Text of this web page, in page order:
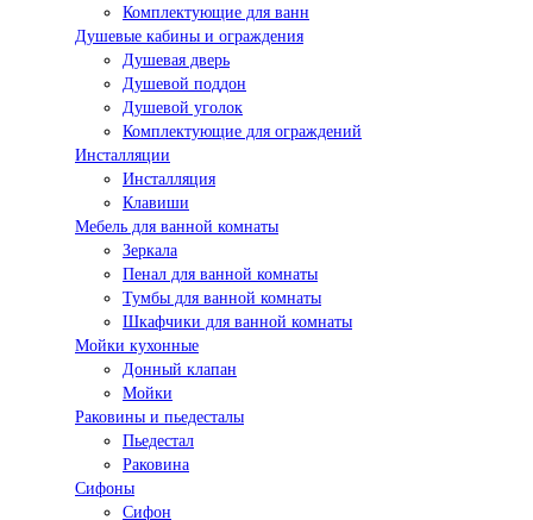
Комплектующие для ванн
Душевые кабины и ограждения
Душевая дверь
Душевой поддон
Душевой уголок
Комплектующие для ограждений
Инсталляции
Инсталляция
Клавиши
Мебель для ванной комнаты
Зеркала
Пенал для ванной комнаты
Тумбы для ванной комнаты
Шкафчики для ванной комнаты
Мойки кухонные
Донный клапан
Мойки
Раковины и пьедесталы
Пьедестал
Раковина
Сифоны
Сифон